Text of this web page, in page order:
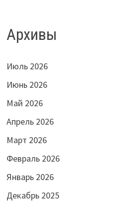
Архивы
Июль 2026
Июнь 2026
Май 2026
Апрель 2026
Март 2026
Февраль 2026
Январь 2026
Декабрь 2025